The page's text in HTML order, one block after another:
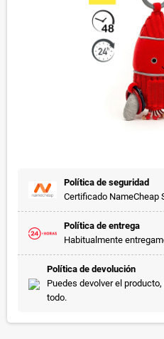
Política de seguridad
Certificado NameCheap
Política de entrega
Habitualmente
Política de devolución
Puedes devolver el
todo.